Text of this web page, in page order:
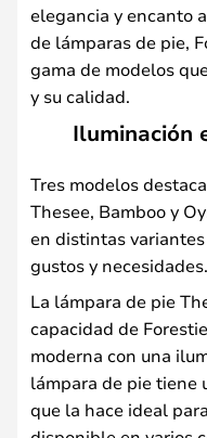
elegancia y encanto
de lámparas de pie,
gama de modelos
y su calidad.
Iluminación
Tres modelos
Thesee, Bamboo y
en distintas
gustos y necesidades.
La lámpara de pie
capacidad de
moderna con una
lámpara de pie tiene
que la hace ideal